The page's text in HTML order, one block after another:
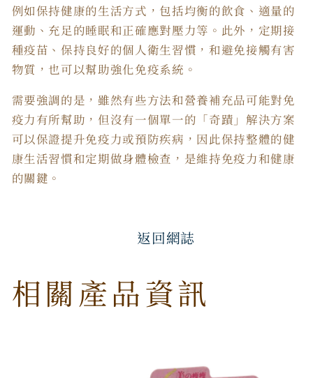
例如保持健康的生活方式，包括均衡的飲食、適量的
運動、充足的睡眠和正確應對壓力等。此外，定期接
種疫苗、保持良好的個人衛生習慣，和避免接觸有害
物質，也可以幫助強化免疫系統。
需要強調的是，雖然有些方法和營養補充品可能對免
疫力有所幫助，但沒有一個單一的「奇蹟」解決方案
可以保證提升免疫力或預防疾病，因此保持整體的健
康生活習慣和定期做身體檢查，是維持免疫力和健康
的關鍵。
返回網誌
相關產品資訊